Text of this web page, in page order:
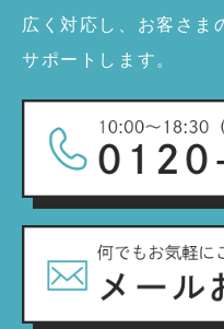
広く対応し、お客さま
サポートします。